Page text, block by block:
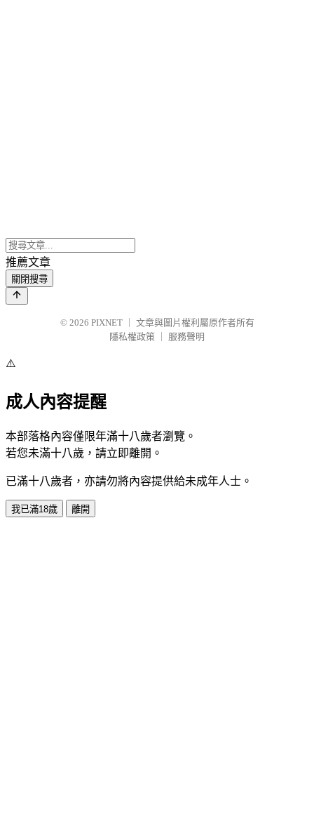
推薦文章
關閉搜尋
© 2026 PIXNET
文章與圖片權利屬原作者所有
隱私權政策
服務聲明
⚠️
成人內容提醒
本部落格內容僅限年滿十八歲者瀏覽。
若您未滿十八歲，請立即離開。
已滿十八歲者，亦請勿將內容提供給未成年人士。
我已滿18歲 離開